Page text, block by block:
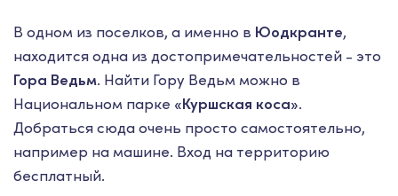
В одном из поселков, а именно в Юодкранте,
находится одна из достопримечательностей - это
Гора Ведьм. Найти Гору Ведьм можно в
Национальном парке «Куршская коса».
Добраться сюда очень просто самостоятельно,
например на машине. Вход на территорию
бесплатный.